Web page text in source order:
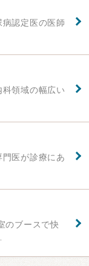
認定医の医師
領域の幅広い
医が診療にあ
のブースで快